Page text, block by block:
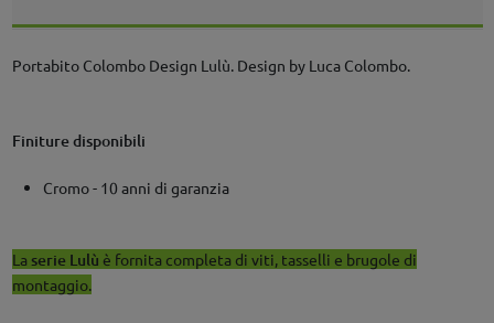
Portabito Colombo Design Lulù. Design by Luca Colombo.
Finiture disponibili
Cromo - 10 anni di garanzia
La serie Lulù è fornita completa di viti, tasselli e brugole di
montaggio.